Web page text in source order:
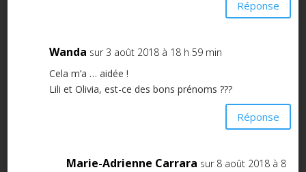
Réponse
Wanda sur 3 août 2018 à 18 h 59 min
Cela m’a … aidée !
Lili et Olivia, est-ce des bons prénoms ???
Réponse
Marie-Adrienne Carrara sur 8 août 2018 à 8